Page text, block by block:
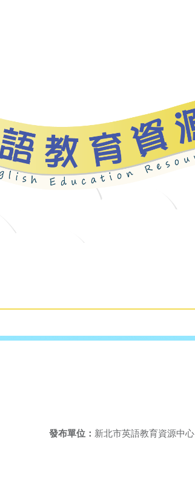
發布單位： 新北市英語教育資源中心